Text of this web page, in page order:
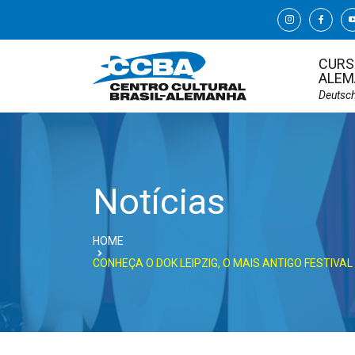
Notícias
HOME
CONHEÇA O DOK LEIPZIG, O MAIS ANTIGO